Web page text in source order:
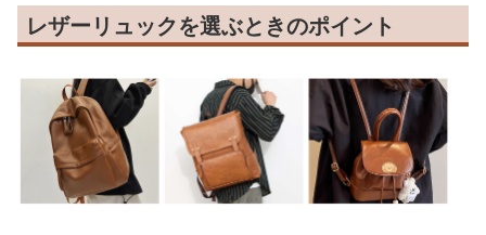
レザーリュックを選ぶときのポイント